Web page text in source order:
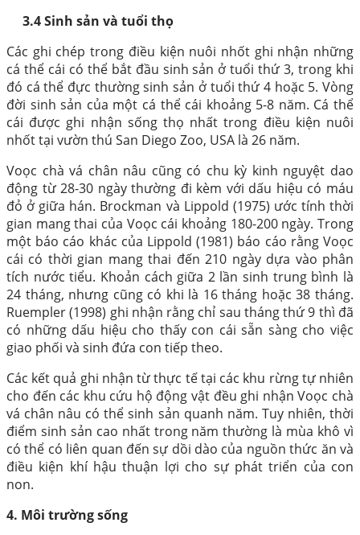
3.4 Sinh sản và tuổi thọ
Các ghi chép trong điều kiện nuôi nhốt ghi nhận những
cá thể cái có thể bắt đầu sinh sản ở tuổi thứ 3, trong khi
đó cá thể đực thường sinh sản ở tuổi thứ 4 hoặc 5. Vòng
đời sinh sản của một cá thể cái khoảng 5-8 năm. Cá thể
cái được ghi nhận sống thọ nhất trong điều kiện nuôi
nhốt tại vườn thú San Diego Zoo, USA là 26 năm.
Voọc chà vá chân nâu cũng có chu kỳ kinh nguyệt dao
động từ 28-30 ngày thường đi kèm với dấu hiệu có máu
đỏ ở giữa hán. Brockman và Lippold (1975) ước tính thời
gian mang thai của Voọc cái khoảng 180-200 ngày. Trong
một báo cáo khác của Lippold (1981) báo cáo rằng Voọc
cái có thời gian mang thai đến 210 ngày dựa vào phân
tích nước tiểu. Khoản cách giữa 2 lần sinh trung bình là
24 tháng, nhưng cũng có khi là 16 tháng hoặc 38 tháng.
Ruempler (1998) ghi nhận rằng chỉ sau tháng thứ 9 thì đã
có những dấu hiệu cho thấy con cái sẵn sàng cho việc
giao phối và sinh đứa con tiếp theo.
Các kết quả ghi nhận từ thực tế tại các khu rừng tự nhiên
cho đến các khu cứu hộ động vật đều ghi nhận Voọc chà
vá chân nâu có thể sinh sản quanh năm. Tuy nhiên, thời
điểm sinh sản cao nhất trong năm thường là mùa khô vì
có thể có liên quan đến sự dồi dào của nguồn thức ăn và
điều kiện khí hậu thuận lợi cho sự phát triển của con
non.
4. Môi trường sống